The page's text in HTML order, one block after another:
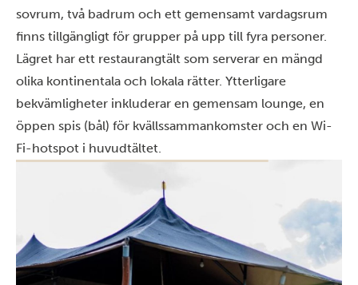
sovrum, två badrum och ett gemensamt vardagsrum
finns tillgängligt för grupper på upp till fyra personer.
Lägret har ett restaurangtält som serverar en mängd
olika kontinentala och lokala rätter. Ytterligare
bekvämligheter inkluderar en gemensam lounge, en
öppen spis (bål) för kvällssammankomster och en Wi-
Fi-hotspot i huvudtältet.